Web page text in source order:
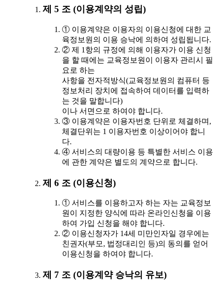
제 5 조 (이용계약의 성립)
① 이용계약은 이용자의 이용신청에 대한 교
육정보원의 이용 승낙에 의하여 성립됩니다.
② 제 1항의 규정에 의해 이용자가 이용 신청
을 할 때에는 교육정보원이 이용자 관리시 필
요로 하는
사항을 전자적방식(교육정보원의 컴퓨터 등
정보처리 장치에 접속하여 데이터를 입력하
는 것을 말합니다)
이나 서면으로 하여야 합니다.
③ 이용계약은 이용자번호 단위로 체결하며,
체결단위는 1 이용자번호 이상이어야 합니
다.
④ 서비스의 대량이용 등 특별한 서비스 이용
에 관한 계약은 별도의 계약으로 합니다.
제 6 조 (이용신청)
① 서비스를 이용하고자 하는 자는 교육정보
원이 지정한 양식에 따라 온라인신청을 이용
하여 가입 신청을 해야 합니다.
② 이용신청자가 14세 미만인자일 경우에는
친권자(부모, 법정대리인 등)의 동의를 얻어
이용신청을 하여야 합니다.
제 7 조 (이용계약 승낙의 유보)